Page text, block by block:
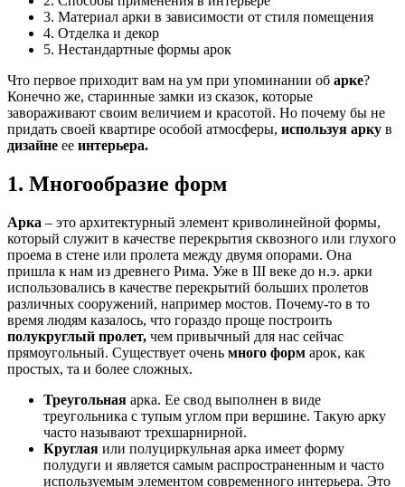
3. Материал арки в зависимости от стиля помещения
4. Отделка и декор
5. Нестандартные формы арок
Что первое приходит вам на ум при упоминании об арке?
Конечно же, старинные замки из сказок, которые
завораживают своим величием и красотой. Но почему бы не
придать своей квартире особой атмосферы, используя арку в
дизайне ее интерьера.
1. Многообразие форм
Арка – это архитектурный элемент криволинейной формы,
который служит в качестве перекрытия сквозного или глухого
проема в стене или пролета между двумя опорами. Она
пришла к нам из древнего Рима. Уже в III веке до н.э. арки
использовались в качестве перекрытий больших пролетов
различных сооружений, например мостов. Почему-то в то
время людям казалось, что гораздо проще построить
полукруглый пролет, чем привычный для нас сейчас
прямоугольный. Существует очень много форм арок, как
простых, та и более сложных.
Треугольная арка. Ее свод выполнен в виде
треугольника с тупым углом при вершине. Такую арку
часто называют трехшарнирной.
Круглая или полуциркульная арка имеет форму
полудуги и является самым распространенным и часто
используемым элементом современного интерьера. Это